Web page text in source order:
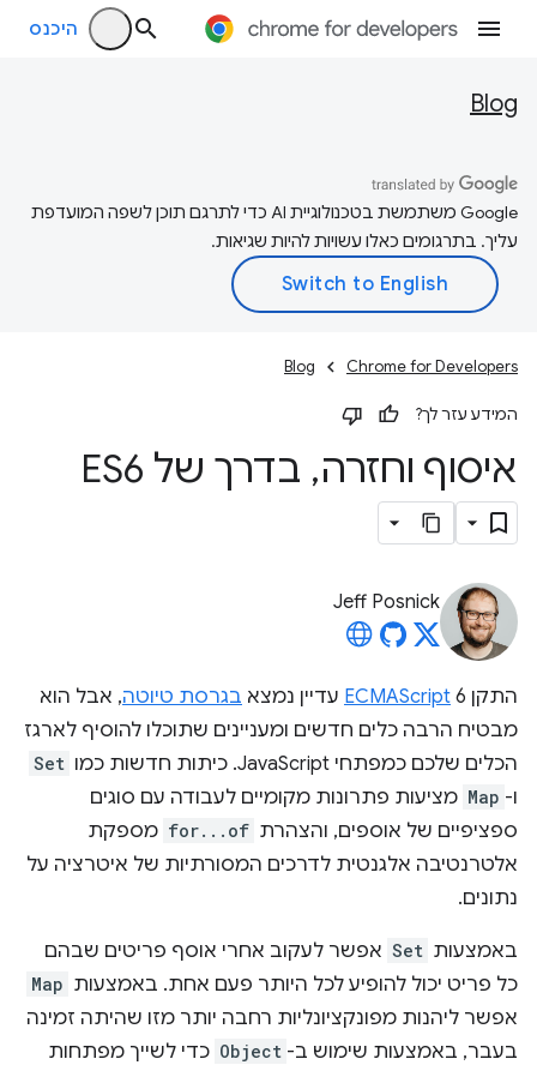
היכנס
Blog
‫Google משתמשת בטכנולוגיית AI כדי לתרגם תוכן לשפה המועדפת
עליך. בתרגומים כאלו עשויות להיות שגיאות.
Chrome for Developers
Blog
המידע עזר לך?
איסוף וחזרה, בדרך של ES6
Jeff Posnick
התקן ECMAScript 6 עדיין נמצא בגרסת טיוטה, אבל הוא
מבטיח הרבה כלים חדשים ומעניינים שתוכלו להוסיף לארגז
הכלים שלכם כמפתחי JavaScript. כיתות חדשות כמו
Set
ו- Map מציעות פתרונות מקומיים לעבודה עם סוגים
ספציפיים של אוספים, והצהרת for...of מספקת
אלטרנטיבה אלגנטית לדרכים המסורתיות של איטרציה על
נתונים.
באמצעות Set אפשר לעקוב אחרי אוסף פריטים שבהם
כל פריט יכול להופיע לכל היותר פעם אחת. באמצעות Map
אפשר ליהנות מפונקציונליות רחבה יותר מזו שהיתה זמינה
בעבר, באמצעות שימוש ב- Object כדי לשייך מפתחות